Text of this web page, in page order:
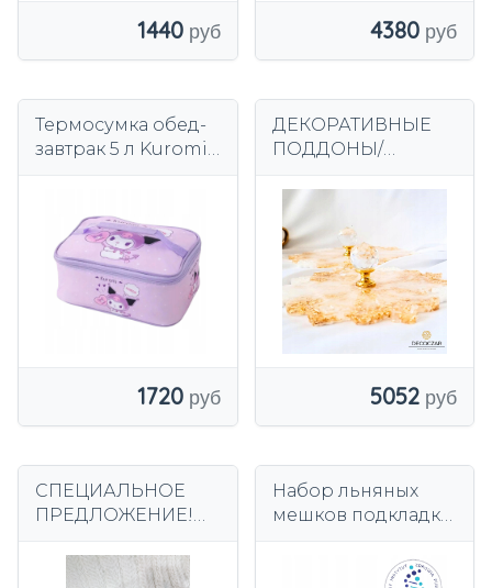
1440 4380
Термосумка обед-
завтрак 5 л Kuromi
1720
ДЕКОРАТИВНЫЕ
ПОДДОНЫ/
ЗОЛОТО QUEEN 2
ШТ. ДЕКОЧАР ИЗ
СМОЛЫ РУЧНОЙ
РАБОТЫ
5052
СПЕЦИАЛЬНОЕ
ПРЕДЛОЖЕНИЕ!
частицами
Набор льняных
мешков подкладка